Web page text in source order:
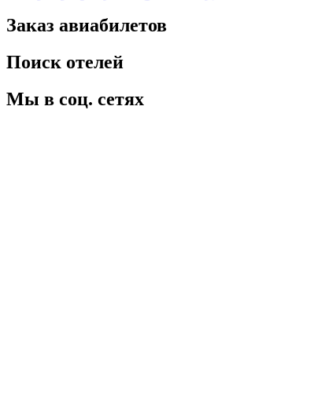
Заказ авиабилетов
Поиск отелей
Мы в соц. сетях